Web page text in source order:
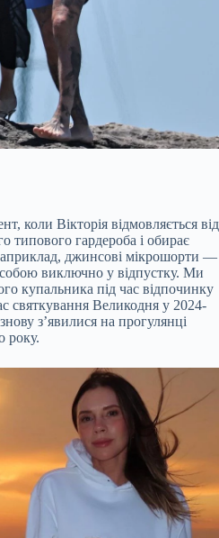
коли Вікторія відмовляється від
типового гардероба і обирає
джинсові мікрошорти —
собою виключно у відпустку. Ми
купальника під час відпочинку
святкування Великодня у 2024-
з’явилися на прогулянці
року.